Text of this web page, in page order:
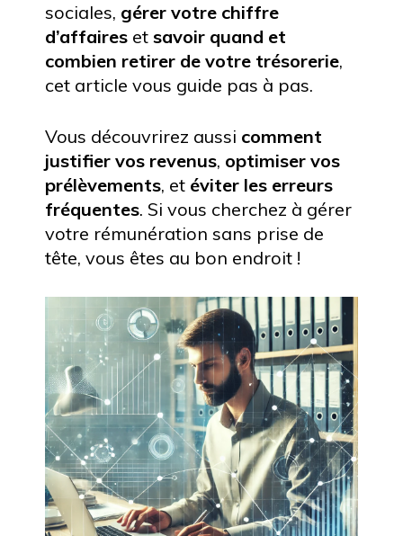
sociales, gérer votre chiffre
d’affaires et savoir quand et
combien retirer de votre trésorerie,
cet article vous guide pas à pas.
Vous découvrirez aussi comment
justifier vos revenus, optimiser vos
prélèvements, et éviter les erreurs
fréquentes. Si vous cherchez à gérer
votre rémunération sans prise de
tête, vous êtes au bon endroit !